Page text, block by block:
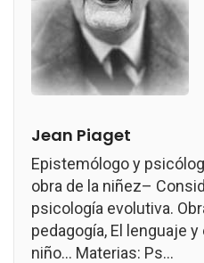
Jean Piaget
Epistemólogo y
obra de la niñez–
psicología evolutiva.
pedagogía, El lenguaje
niño... Materias: Ps...